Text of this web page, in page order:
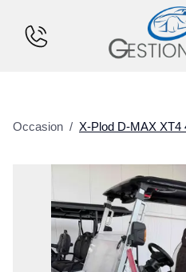
VENDS
Occasion / X-Plod D-MAX XT4